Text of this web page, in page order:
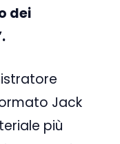
dei
Jack
più